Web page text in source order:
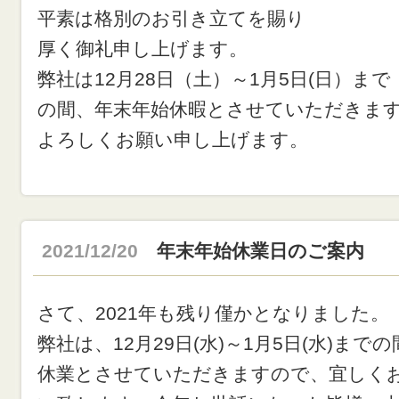
平素は格別のお引き立てを賜り
厚く御礼申し上げます。
弊社は12月28日（土）～1月5日(日）まで
の間、年末年始休暇とさせていただきま
よろしくお願い申し上げます。
2021/12/20 年末年始休業日のご案内
さて、2021年も残り僅かとなりました。
弊社は、12月29日(水)～1月5日(水)までの
休業とさせていただきますので、宜しく